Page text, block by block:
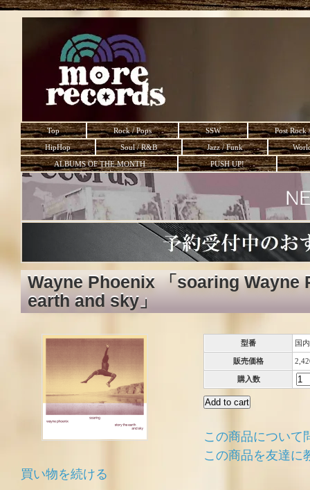
Top Rock / Pops SSW
Post Rock
HipHop
Soul / R&B Jazz / Funk
ALBUMS OF THE MONTH
PUSH UP!
Wayne Phoenix 「soaring Wayne
earth and sky」
型番 国
販売価格
購入数
この商品について
この商品を友達に
買い物を続ける